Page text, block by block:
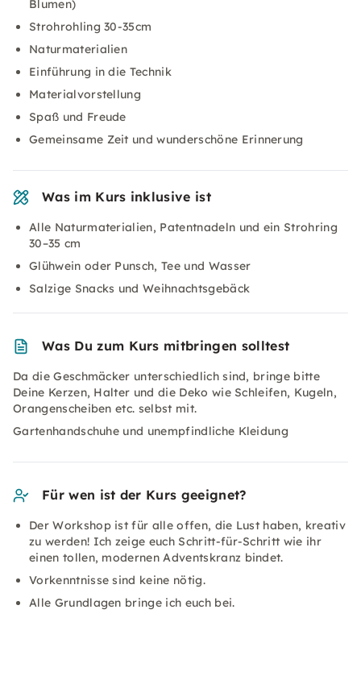
Blumen)
Strohrohling 30-35cm
Naturmaterialien
Einführung in die Technik
Materialvorstellung
Spaß und Freude
Gemeinsame Zeit und wunderschöne Erinnerung
Was im Kurs inklusive ist
Alle Naturmaterialien, Patentnadeln und ein Strohring
30–35 cm
Glühwein oder Punsch, Tee und Wasser
Salzige Snacks und Weihnachtsgebäck
Was Du zum Kurs mitbringen solltest
Da die Geschmäcker unterschiedlich sind, bringe bitte
Deine Kerzen, Halter und die Deko wie Schleifen, Kugeln,
Orangenscheiben etc. selbst mit.
Gartenhandschuhe und unempfindliche Kleidung
Für wen ist der Kurs geeignet?
Der Workshop ist für alle offen, die Lust haben, kreativ
zu werden! Ich zeige euch Schritt-für-Schritt wie ihr
einen tollen, modernen Adventskranz bindet.
Vorkenntnisse sind keine nötig.
Alle Grundlagen bringe ich euch bei.